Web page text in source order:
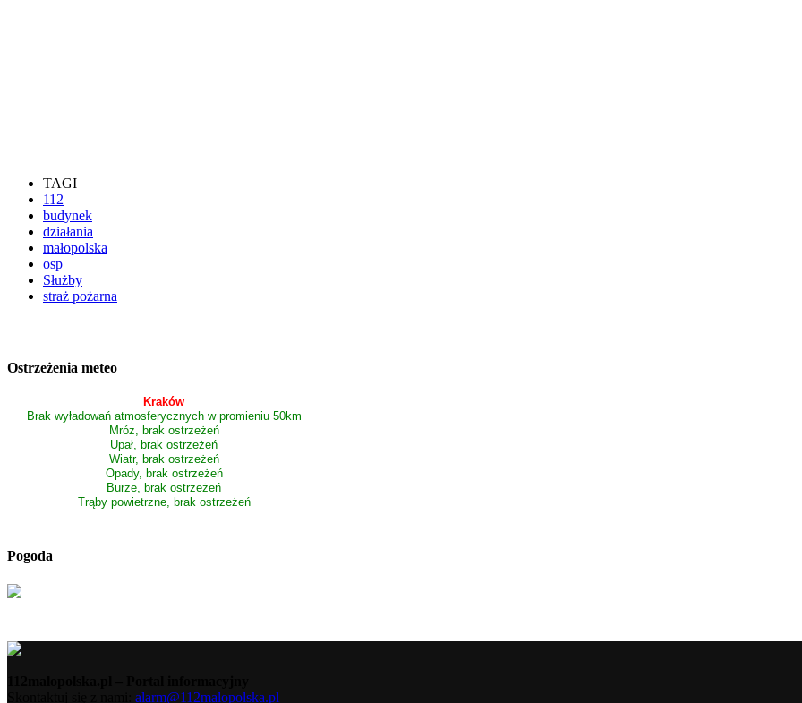
TAGI
112
budynek
działania
małopolska
osp
Służby
straż pożarna
Ostrzeżenia meteo
Kraków
Brak wyładowań atmosferycznych w promieniu 50km
Mróz, brak ostrzeżeń
Upał, brak ostrzeżeń
Wiatr, brak ostrzeżeń
Opady, brak ostrzeżeń
Burze, brak ostrzeżeń
Trąby powietrzne, brak ostrzeżeń
Pogoda
alarm@112malopolska.pl